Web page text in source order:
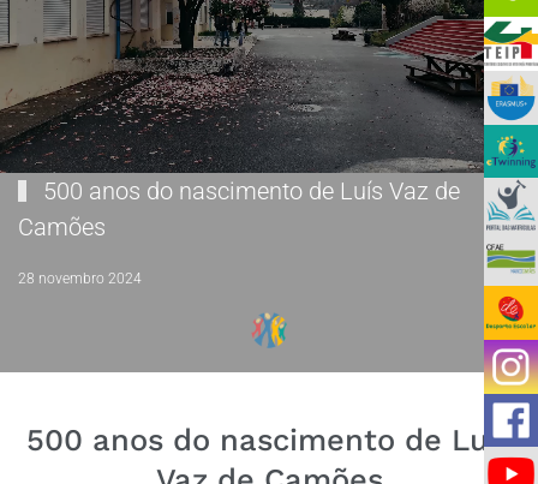
500 anos do nascimento de Luís Vaz de
Camões
28 novembro 2024
500 anos do nascimento de Luís